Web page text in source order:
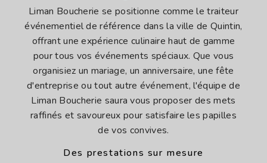
Liman Boucherie se positionne comme le traiteur
événementiel de référence dans la ville de Quintin,
offrant une expérience culinaire haut de gamme
pour tous vos événements spéciaux. Que vous
organisiez un mariage, un anniversaire, une fête
d'entreprise ou tout autre événement, l'équipe de
Liman Boucherie saura vous proposer des mets
raffinés et savoureux pour satisfaire les papilles
de vos convives.
Des prestations sur mesure